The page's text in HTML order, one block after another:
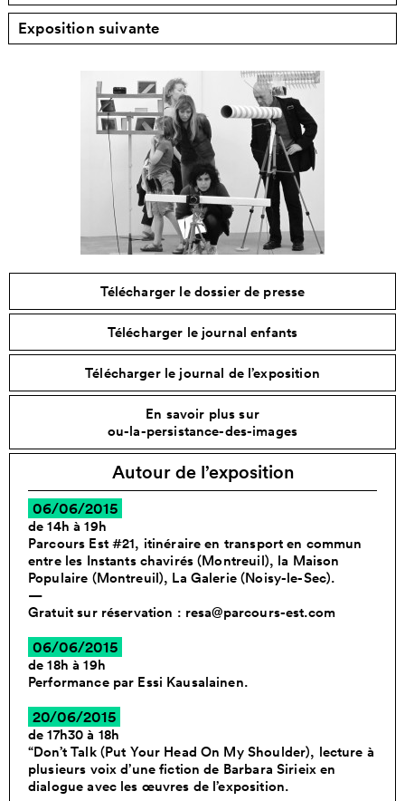
Exposition suivante
Télécharger le dossier de presse
Télécharger le journal enfants
Télécharger le journal de l’exposition
En savoir plus sur
ou-la-persistance-des-images
Autour de l’exposition
06/06/2015
de 14h à 19h
Parcours Est #21, itinéraire en transport en commun
entre les Instants chavirés (Montreuil), la Maison
Populaire (Montreuil), La Galerie (Noisy-le-Sec).
—
Gratuit sur réservation : resa@parcours-est.com
06/06/2015
de 18h à 19h
Performance par Essi Kausalainen.
20/06/2015
de 17h30 à 18h
“Don’t Talk (Put Your Head On My Shoulder), lecture à
plusieurs voix d’une fiction de Barbara Sirieix en
dialogue avec les œuvres de l’exposition.